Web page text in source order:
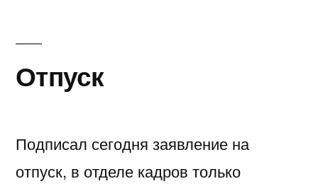
Отпуск
Подписал сегодня заявление на
отпуск, в отделе кадров только